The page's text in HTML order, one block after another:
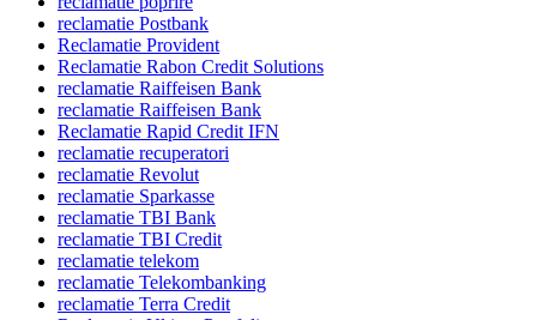
reclamatie Postbank
Reclamatie Provident
Reclamatie Rabon Credit Solutions
reclamatie Raiffeisen Bank
reclamatie Raiffeisen Bank
Reclamatie Rapid Credit IFN
reclamatie recuperatori
reclamatie Revolut
reclamatie Sparkasse
reclamatie TBI Bank
reclamatie TBI Credit
reclamatie telekom
reclamatie Telekombanking
reclamatie Terra Credit